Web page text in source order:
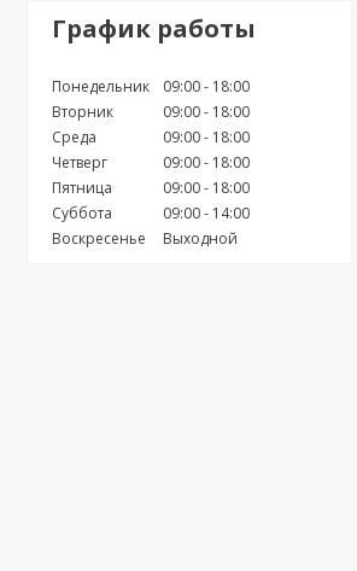
График работы
Понедельник 09:00
18:00
Вторник
09:00
18:00
Среда
09:00
18:00
Четверг
09:00
18:00
Пятница
09:00
18:00
Суббота
09:00
14:00
Воскресенье
Выходной